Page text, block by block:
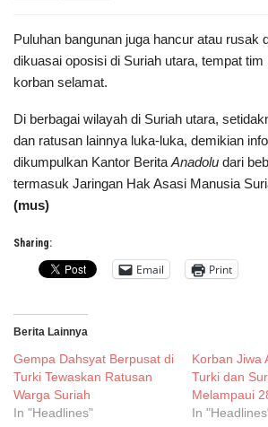
Puluhan bangunan juga hancur atau rusak
dikuasai oposisi di Suriah utara, tempat
korban selamat.
Di berbagai wilayah di Suriah utara,
dan ratusan lainnya luka-luka, demikian
dikumpulkan Kantor Berita Anadolu dari
termasuk Jaringan Hak Asasi Manusia
(mus)
Sharing:
Email Print
Berita Lainnya
Gempa Dahsyat Berpusat di
Turki Tewaskan Ratusan
Warga Suriah
In "Headlines"
Korban Jiwa
Turki dan
Melampaui
In